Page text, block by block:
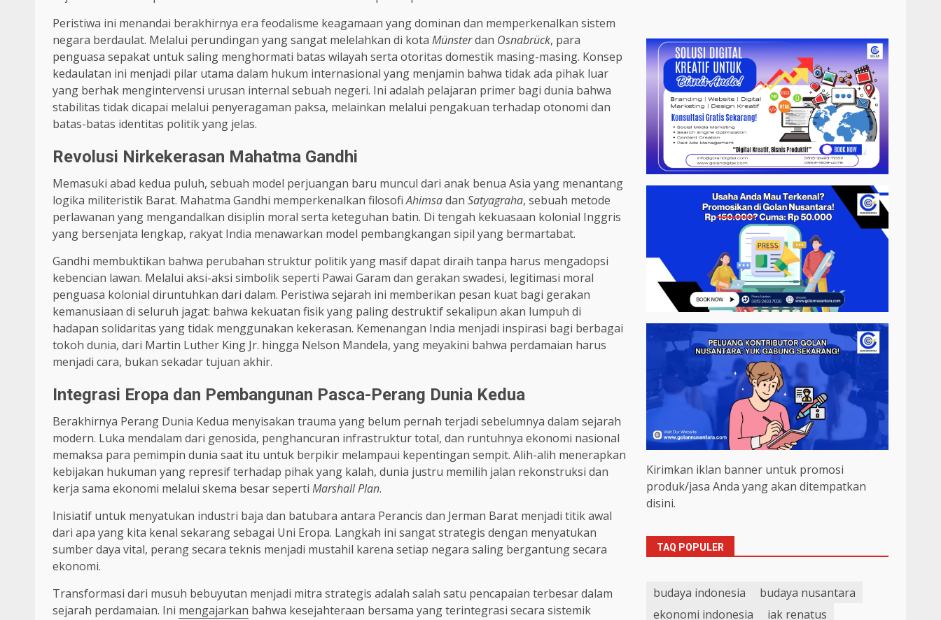
Peristiwa ini menandai berakhirnya era feodalisme keagamaan yang dominan dan memperkenalkan sistem
negara berdaulat. Melalui perundingan yang sangat melelahkan di kota Münsterdan Osnabrück, para
penguasa sepakat untuk saling menghormati batas wilayah serta otoritas domestik masing-masing. Konsep
kedaulatan ini menjadi pilar utama dalam hukum internasional yang menjamin bahwa tidak ada pihak luar
yang berhak mengintervensi urusan internal sebuah negeri. Ini adalah pelajaran primer bagi dunia bahwa
stabilitas tidak dicapai melalui penyeragaman paksa, melainkan melalui pengakuan terhadap otonomi dan
batas-batas identitas politik yang jelas.
Revolusi Nirkekerasan Mahatma Gandhi
Memasuki abad kedua puluh, sebuah model perjuangan baru muncul dari anak benua Asia yang menantang
logika militeristik Barat. Mahatma Gandhi memperkenalkan filosofiAhimsadan Satyagraha, sebuah metode
perlawanan yang mengandalkan disiplin moral serta keteguhan batin. Di tengah kekuasaan kolonial Inggris
yang bersenjata lengkap, rakyat India menawarkan model pembangkangan sipil yang bermartabat.
Gandhi membuktikan bahwa perubahan struktur politik yang masif dapat diraih tanpa harus mengadopsi
kebencian lawan. Melalui aksi-aksi simbolik seperti Pawai Garam dan gerakan swadesi, legitimasi moral
penguasa kolonial diruntuhkan dari dalam. Peristiwa sejarah ini memberikan pesan kuat bagi gerakan
kemanusiaan di seluruh jagat: bahwa kekuatan fisik yang paling destruktif sekalipun akan lumpuh di
hadapan solidaritas yang tidak menggunakan kekerasan. Kemenangan India menjadi inspirasi bagi berbagai
tokoh dunia, dari Martin Luther King Jr. hingga Nelson Mandela, yang meyakini bahwa perdamaian harus
menjadi cara, bukan sekadar tujuan akhir.
Integrasi Eropa dan Pembangunan Pasca-Perang Dunia Kedua
Berakhirnya Perang Dunia Kedua menyisakan trauma yang belum pernah terjadi sebelumnya dalam sejarah
modern. Luka mendalam dari genosida, penghancuran infrastruktur total, dan runtuhnya ekonomi nasional
memaksa para pemimpin dunia saat itu untuk berpikir melampaui kepentingan sempit. Alih-alih menerapkan
kebijakan hukuman yang represif terhadap pihak yang kalah, dunia justru memilih jalan rekonstruksi dan
kerja sama ekonomi melalui skema besar seperti Marshall Plan.
Inisiatif untuk menyatukan industri baja dan batubara antara Perancis dan Jerman Barat menjadi titik awal
dari apa yang kita kenal sekarang sebagai Uni Eropa. Langkah ini sangat strategis dengan menyatukan
sumber daya vital, perang secara teknis menjadi mustahil karena setiap negara saling bergantung secara
ekonomi.
Transformasi dari musuh bebuyutan menjadi mitra strategis adalah salah satu pencapaian terbesar dalam
sejarah perdamaian. Ini mengajarkan bahwa kesejahteraan bersama yang terintegrasi secara sistemik
Kirimkan iklan banner untuk promosi
produk/jasa Anda yang akan ditempatkan
disini.
TAQ POPULER
budaya indonesia
budaya nusantara
ekonomi indonesia
iak renatus